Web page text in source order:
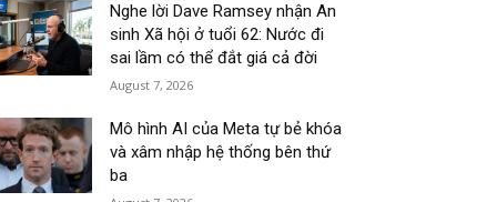
Nghe lời Dave Ramsey nhận An
sinh Xã hội ở tuổi 62: Nước đi
sai lầm có thể đắt giá cả đời
August 7, 2026
Mô hình AI của Meta tự bẻ khóa
và xâm nhập hệ thống bên thứ
ba